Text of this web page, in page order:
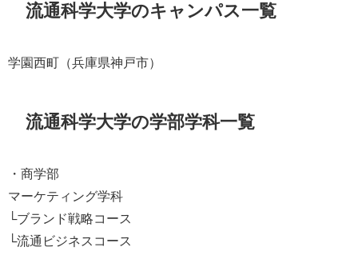
流通科学大学のキャンパス一覧
学園西町（兵庫県神戸市）
流通科学大学の学部学科一覧
・商学部
マーケティング学科
└ブランド戦略コース
└流通ビジネスコース